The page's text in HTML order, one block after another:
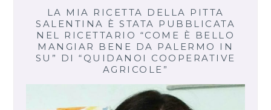
LA MIA RICETTA DELLA PITTA
SALENTINA È STATA PUBBLICATA
NEL RICETTARIO “COME È BELLO
MANGIAR BENE DA PALERMO IN
SU” DI “QUIDANOI COOPERATIVE
AGRICOLE”